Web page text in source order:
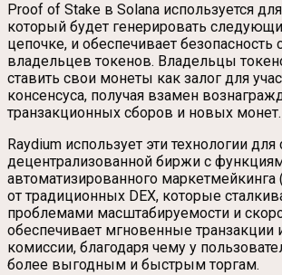
Proof of Stake в Solana используется
который будет генерировать
цепочке, и обеспечивает безопасность
владельцев токенов. Владельцы
ставить свои монеты как залог для
консенсуса, получая взамен
транзакционных сборов и новых монет.
Raydium использует эти технологии для
децентрализованной биржи с
автоматизированного маркетмейкинга
от традиционных DEX, которые
проблемами масштабируемости и
обеспечивает мгновенные
комиссии, благодаря чему у
более выгодным и быстрым торгам.